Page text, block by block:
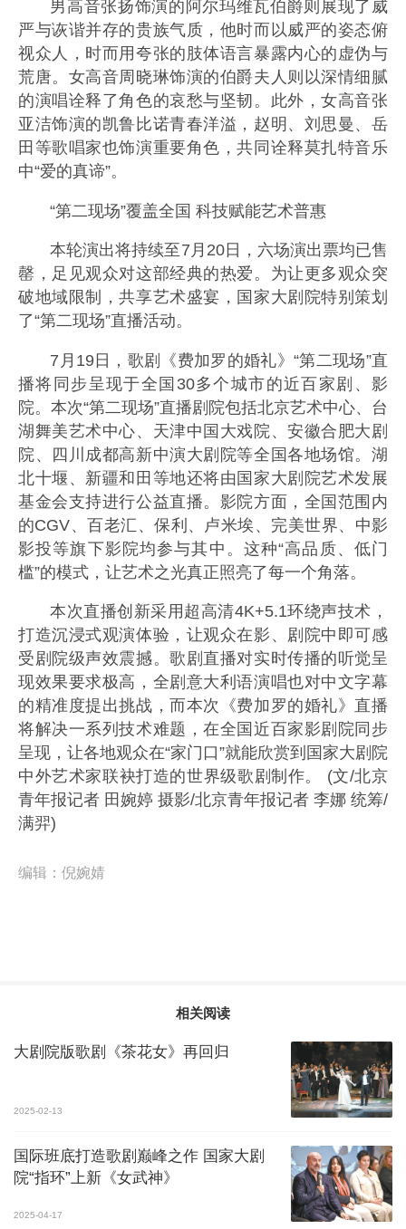
男高音张扬饰演的阿尔玛维瓦伯爵则展现了威
严与诙谐并存的贵族气质，他时而以威严的姿态俯
视众人，时而用夸张的肢体语言暴露内心的虚伪与
荒唐。女高音周晓琳饰演的伯爵夫人则以深情细腻
的演唱诠释了角色的哀愁与坚韧。此外，女高音张
亚洁饰演的凯鲁比诺青春洋溢，赵明、刘思曼、岳
田等歌唱家也饰演重要角色，共同诠释莫扎特音乐
中“爱的真谛”。
“第二现场”覆盖全国 科技赋能艺术普惠
本轮演出将持续至7月20日，六场演出票均已售
罄，足见观众对这部经典的热爱。为让更多观众突
破地域限制，共享艺术盛宴，国家大剧院特别策划
了“第二现场”直播活动。
7月19日，歌剧《费加罗的婚礼》“第二现场”直
播将同步呈现于全国30多个城市的近百家剧、影
院。本次“第二现场”直播剧院包括北京艺术中心、台
湖舞美艺术中心、天津中国大戏院、安徽合肥大剧
院、四川成都高新中演大剧院等全国各地场馆。湖
北十堰、新疆和田等地还将由国家大剧院艺术发展
基金会支持进行公益直播。影院方面，全国范围内
的CGV、百老汇、保利、卢米埃、完美世界、中影
影投等旗下影院均参与其中。这种“高品质、低门
槛”的模式，让艺术之光真正照亮了每一个角落。
本次直播创新采用超高清4K+5.1环绕声技术，
打造沉浸式观演体验，让观众在影、剧院中即可感
受剧院级声效震撼。歌剧直播对实时传播的听觉呈
现效果要求极高，全剧意大利语演唱也对中文字幕
的精准度提出挑战，而本次《费加罗的婚礼》直播
将解决一系列技术难题，在全国近百家影剧院同步
呈现，让各地观众在“家门口”就能欣赏到国家大剧院
中外艺术家联袂打造的世界级歌剧制作。 (文/北京
青年报记者 田婉婷 摄影/北京青年报记者 李娜 统筹/
满羿)
编辑： 倪婉婧
相关阅读
大剧院版歌剧《茶花女》再回归
2025-02-13
国际班底打造歌剧巅峰之作 国家大剧
院“指环”上新《女武神》
2025-04-17